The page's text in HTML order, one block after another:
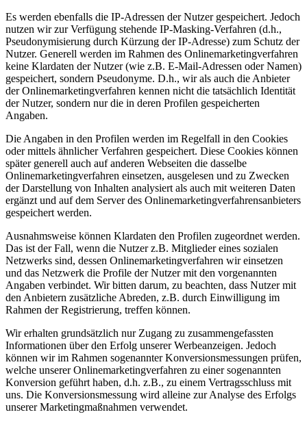
Es werden ebenfalls die IP-Adressen der Nutzer gespeichert. Jedoch
nutzen wir zur Verfügung stehende IP-Masking-Verfahren (d.h.,
Pseudonymisierung durch Kürzung der IP-Adresse) zum Schutz der
Nutzer. Generell werden im Rahmen des Onlinemarketingverfahren
keine Klardaten der Nutzer (wie z.B. E-Mail-Adressen oder Namen)
gespeichert, sondern Pseudonyme. D.h., wir als auch die Anbieter
der Onlinemarketingverfahren kennen nicht die tatsächlich Identität
der Nutzer, sondern nur die in deren Profilen gespeicherten
Angaben.
Die Angaben in den Profilen werden im Regelfall in den Cookies
oder mittels ähnlicher Verfahren gespeichert. Diese Cookies können
später generell auch auf anderen Webseiten die dasselbe
Onlinemarketingverfahren einsetzen, ausgelesen und zu Zwecken
der Darstellung von Inhalten analysiert als auch mit weiteren Daten
ergänzt und auf dem Server des Onlinemarketingverfahrensanbieters
gespeichert werden.
Ausnahmsweise können Klardaten den Profilen zugeordnet werden.
Das ist der Fall, wenn die Nutzer z.B. Mitglieder eines sozialen
Netzwerks sind, dessen Onlinemarketingverfahren wir einsetzen
und das Netzwerk die Profile der Nutzer mit den vorgenannten
Angaben verbindet. Wir bitten darum, zu beachten, dass Nutzer mit
den Anbietern zusätzliche Abreden, z.B. durch Einwilligung im
Rahmen der Registrierung, treffen können.
Wir erhalten grundsätzlich nur Zugang zu zusammengefassten
Informationen über den Erfolg unserer Werbeanzeigen. Jedoch
können wir im Rahmen sogenannter Konversionsmessungen prüfen,
welche unserer Onlinemarketingverfahren zu einer sogenannten
Konversion geführt haben, d.h. z.B., zu einem Vertragsschluss mit
uns. Die Konversionsmessung wird alleine zur Analyse des Erfolgs
unserer Marketingmaßnahmen verwendet.